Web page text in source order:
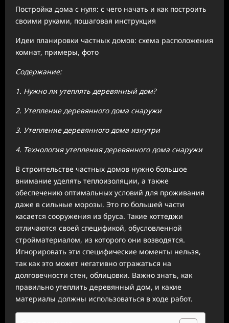
Постройка дома с нуля: с чего начать и как построить
своими руками, пошаговая инструкция
Идеи планировки частных домов: схема расположения
комнат, примеры, фото
Содержание:
1. Нужно ли утеплять деревянный дом?
2. Утепление деревянного дома снаружи
3. Утепление деревянного дома изнутри
4. Технология утепления деревянного дома снаружи
В строительстве частных домов нужно большое
внимание уделять теплоизоляции, а также
обеспечению оптимальных условий для проживания
даже в сильные морозы. Это по большей части
касается сооружения из бруса. Такие коттеджи
отличаются своей спецификой, обусловленной
стройматериалом, из которого они возводятся.
Игнорировать эти специфические моменты нельзя,
так как это может негативно отражаться на
долговечности стен, облицовки. Важно знать, как
правильно утеплить деревянный дом, и какие
материалы должны использоваться в ходе работ.